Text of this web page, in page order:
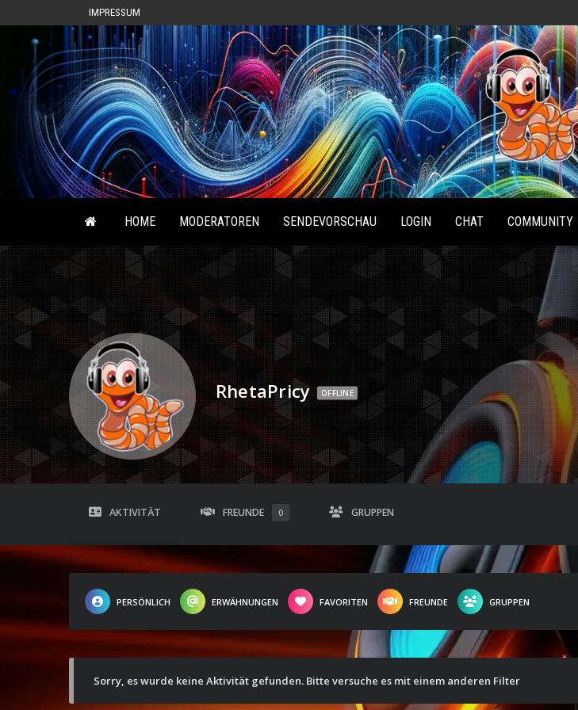
IMPRESSUM
Radio
Waterlu
HOME MODERATOREN SENDEVORSCHAU LOGIN CHAT COMMUNITY
RhetaPricy OFFLINE
AKTIVITÄT FREUNDE 0 GRUPPEN
PERSÖNLICH ERWÄHNUNGEN FAVORITEN FREUNDE GRUPPEN
Sorry, es wurde keine Aktivität gefunden. Bitte versuche es mit einem anderen Filter